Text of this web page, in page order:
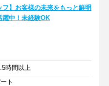
フ】お客様の未来をもっと鮮明
中！未経験OK
時間以上
ト